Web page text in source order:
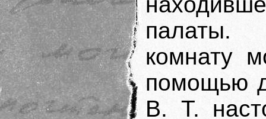
палаты.
комнату
помощью
В. Т.